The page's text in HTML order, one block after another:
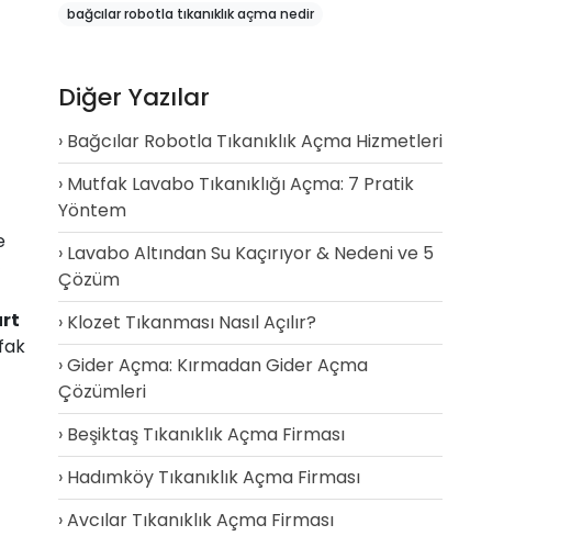
bağcılar robotla tıkanıklık açma nedir
Diğer Yazılar
Bağcılar Robotla Tıkanıklık Açma Hizmetleri
Mutfak Lavabo Tıkanıklığı Açma: 7 Pratik
Yöntem
Lavabo Altından Su Kaçırıyor & Nedeni ve 5
Çözüm
Klozet Tıkanması Nasıl Açılır?
Gider Açma: Kırmadan Gider Açma
Çözümleri
Beşiktaş Tıkanıklık Açma Firması
Hadımköy Tıkanıklık Açma Firması
Avcılar Tıkanıklık Açma Firması